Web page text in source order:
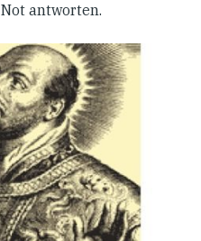
Not antworten.